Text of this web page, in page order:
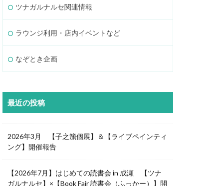
ツナガルナルセ関連情報
ラウンジ利用・店内イベントなど
なぞとき企画
最近の投稿
2026年3月 【子之籏個展】＆【ライブペインティ
ング】開催報告
【2026年7月】はじめての読書会 in 成瀬 【ツナ
ガルナルセ】×【Book Fair 読書会（ふっかー）】開